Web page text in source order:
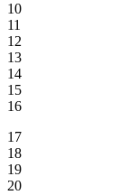
10
11
12
13
14
15
16
17
18
19
20